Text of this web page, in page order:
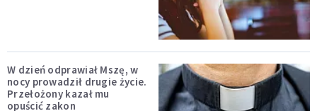
W dzień odprawiał Mszę, w
nocy prowadził drugie życie.
Przełożony kazał mu
opuścić zakon